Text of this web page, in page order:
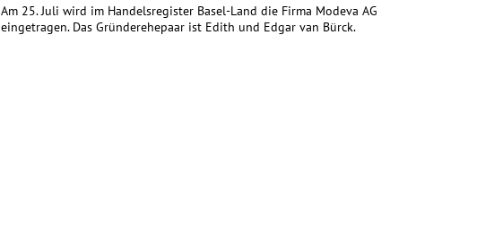
Am 25. Juli wird im Handelsregister Basel-Land die Firma Modeva AG
eingetragen. Das Gründerehepaar ist Edith und Edgar van Bürck.